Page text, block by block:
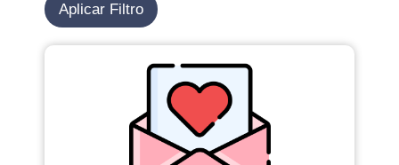
Aplicar Filtro